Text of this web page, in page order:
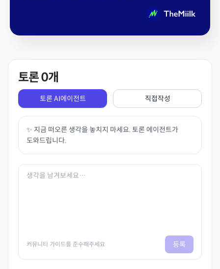
토론0개
토론 AI에이전트 직접작성
✨ 지금 떠오른 생각을 놓치지 마세요. 토론 에이전트가
도와드립니다.
커뮤니티 가이드를 준수해주세요 등록